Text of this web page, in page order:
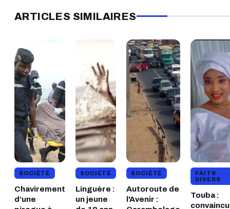
ARTICLES SIMILAIRES
SOCIÉTÉ
​Chavirement
d’une
SOCIÉTÉ
​Linguère :
un jeune
SOCIÉTÉ
Autoroute de
l'Avenir :
FAITS
DIVERS
Touba :